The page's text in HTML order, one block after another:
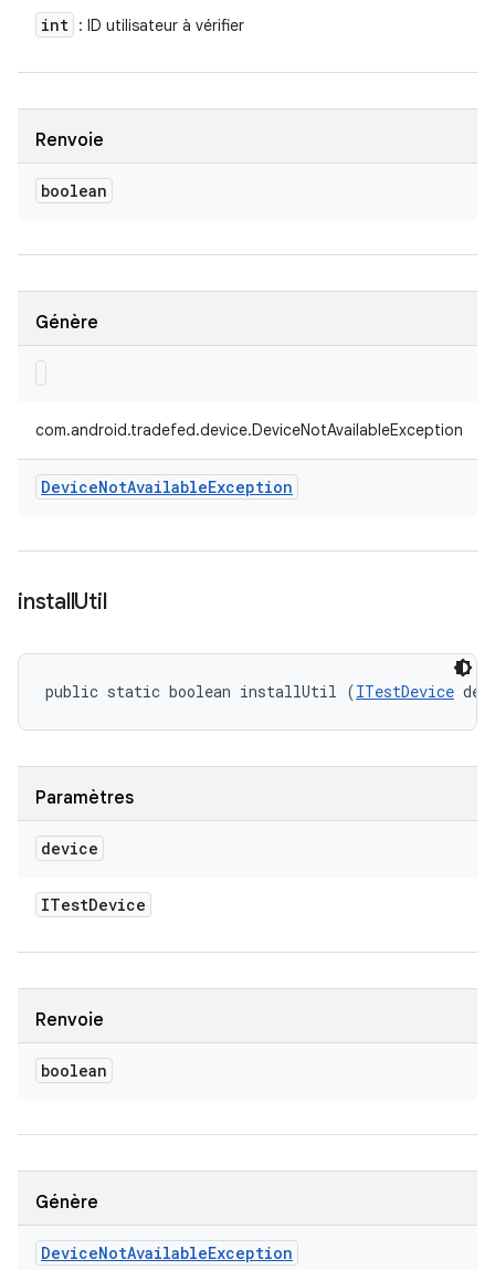
int : ID utilisateur à vérifier
Renvoie
boolean
Génère
com.android.tradefed.device.DeviceNotAvailableException
DeviceNotAvailableException
installUtil
public static boolean installUtil (ITestDevice
Paramètres
device
ITestDevice
Renvoie
boolean
Génère
DeviceNotAvailableException